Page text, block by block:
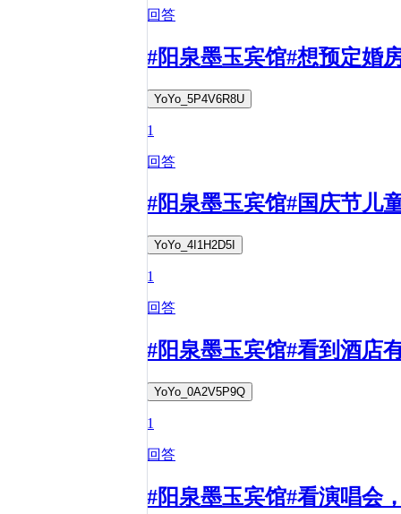
回答
#阳泉墨玉宾馆#想预定婚
YoYo_5P4V6R8U
1
回答
#阳泉墨玉宾馆#国庆节儿
YoYo_4I1H2D5I
1
回答
#阳泉墨玉宾馆#看到酒店
YoYo_0A2V5P9Q
1
回答
#阳泉墨玉宾馆#看演唱会